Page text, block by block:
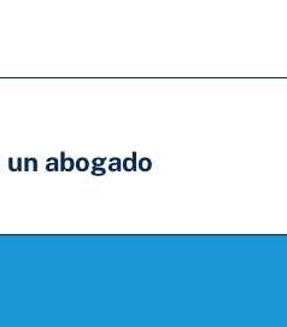
abogado